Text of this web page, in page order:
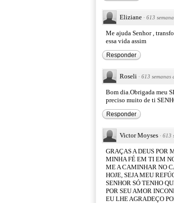
Eliziane · 613
Me ajuda Senhor ,
essa vida assim
Responder
Roseli · 613 semanas
Bom dia.Obrigada meu
preciso muito de ti
Responder
Victor Moyses · 613
GRAÇAS A DEUS POR
MINHA FÉ EM TI EM
ME A CAMINHAR NO
HOJE, SEJA MEU
SENHOR SÓ TENHO
POR SEU AMOR
EU LHE AGRADEÇO